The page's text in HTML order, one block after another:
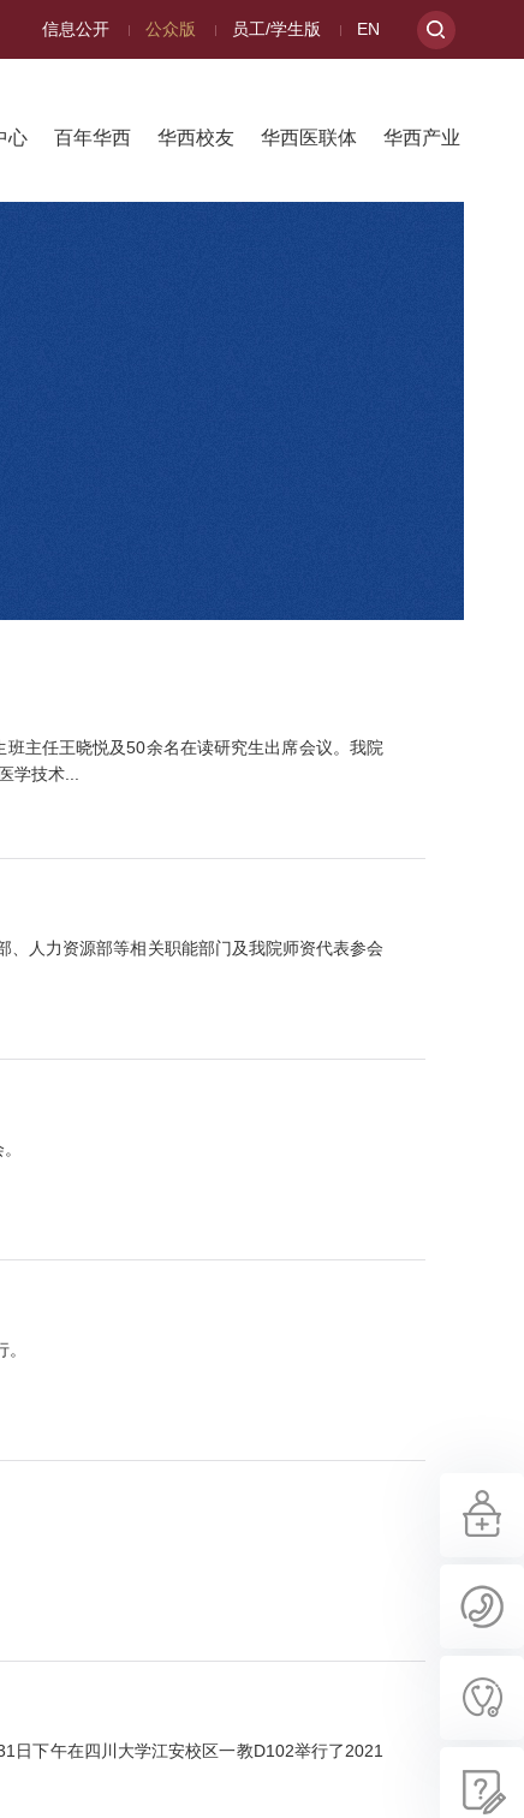
信息公开 公众版 员工/学生版 EN
心 百年华西 华西校友 华西医联体 华西产业
主任王晓悦及50余名在读研究生出席会议。我院
学技术...
人力资源部等相关职能部门及我院师资代表参会
日下午在四川大学江安校区一教D102举行了2021